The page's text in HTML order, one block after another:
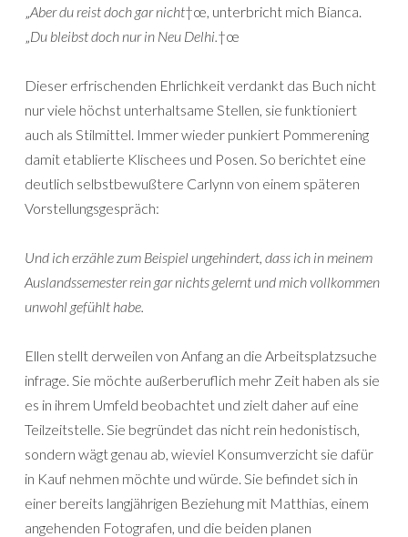
„Aber du reist doch gar nicht†œ, unterbricht mich Bianca.
„Du bleibst doch nur in Neu Delhi.†œ
Dieser erfrischenden Ehrlichkeit verdankt das Buch nicht
nur viele höchst unterhaltsame Stellen, sie funktioniert
auch als Stilmittel. Immer wieder punkiert Pommerening
damit etablierte Klischees und Posen. So berichtet eine
deutlich selbstbewußtere Carlynn von einem späteren
Vorstellungsgespräch:
Und ich erzähle zum Beispiel ungehindert, dass ich in meinem
Auslandssemester rein gar nichts gelernt und mich vollkommen
unwohl gefühlt habe.
Ellen stellt derweilen von Anfang an die Arbeitsplatzsuche
infrage. Sie möchte außerberuflich mehr Zeit haben als sie
es in ihrem Umfeld beobachtet und zielt daher auf eine
Teilzeitstelle. Sie begründet das nicht rein hedonistisch,
sondern wägt genau ab, wieviel Konsumverzicht sie dafür
in Kauf nehmen möchte und würde. Sie befindet sich in
einer bereits langjährigen Beziehung mit Matthias, einem
angehenden Fotografen, und die beiden planen